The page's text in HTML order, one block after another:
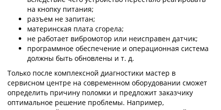
на кнопку питания;
разъем не запитан;
материнская плата сгорела;
не работает вибромотор или неисправен датчик;
программное обеспечение и операционная система
должны быть обновлены и т. д.
Только после комплексной диагностики мастер в
сервисном центре на современном оборудовании сможет
определить причину поломки и предложит заказчику
оптимальное решение проблемы. Например,